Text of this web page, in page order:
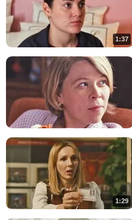
1:37
1:29